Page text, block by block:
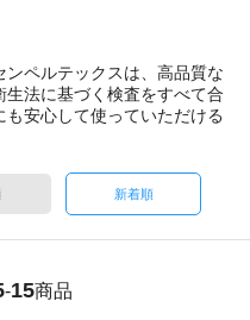
ペルテックスは、高品質な
法に基づく検査をすべて合
安心して使っていただける
新着順
-15商品